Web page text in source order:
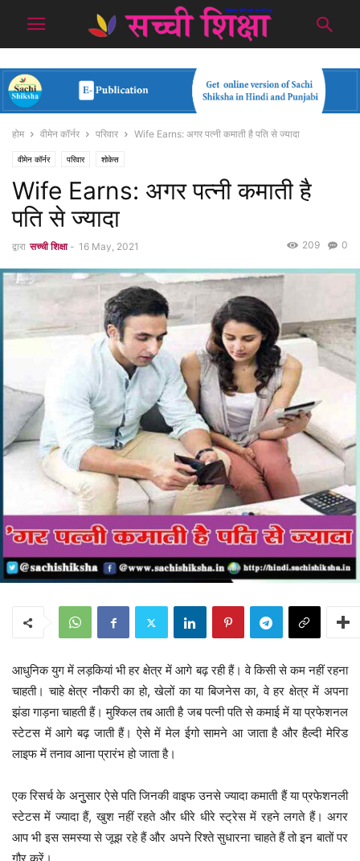
होम वीमेन कॉर्नर परिवार Wife Earns: अगर पत्नी कमाती है पति से ज्यादा
वीमेन कॉर्नर परिवार शोकेस
Wife Earns: अगर पत्नी कमाती है
पति से ज्यादा
द्वारा सच्ची शिक्षा - 16 May, 2021 0
209
आधुनिक युग में लड़कियां भी हर क्षेत्र में आगे बढ़ रही हैं। वे किसी से कम नहीं रहना
चाहती। चाहे क्षेत्र नौकरी का हो, खेलों का या बिजनेस का, वे हर क्षेत्र में अपना
झंडा गाड़ना चाहती हैं। मुश्किल तब आती है जब पत्नी पति से कमाई में या प्रफेशनल
स्टेटस में आगे बढ़ जाती हैं। ऐसे में मेल ईगो सामने आ जाता है और हैल्दी मेरिड
लाइफ में तनाव आना प्रारंभ हो जाता है।
एक रिसर्च के अनुुसार ऐसे पति जिनकी वाइफ उनसे ज्यादा कमाती हैं या प्रफेशनली
स्टेटस में ज्यादा हैं, खुश नहीं रहते और धीरे धीरे स्ट्रेस में रहने लगते हैं। अगर
आप भी इस समस्या से जूझ रहे हैं और अपने रिश्ते सुधारना चाहते हैं तो इन बातों पर